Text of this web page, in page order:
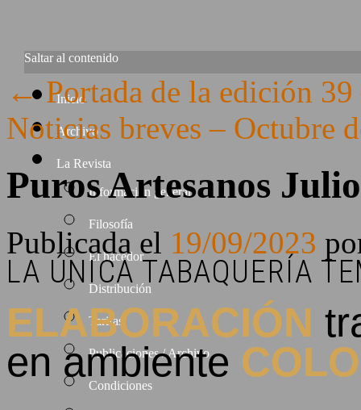
Saltar al contenido
Inicio
Archivo
La Revista
Información general
Filosofía
El hacedor
Distribución
Tarifas
Publicaciones / Archivo
Condiciones
←Portada de la edición
Noticias breves – Octubre
Puros Artesanos Julio
Publicada el 19/09/2023
LA ÚNICA TABAQUERÍA
ELABORACIÓN
en ambiente